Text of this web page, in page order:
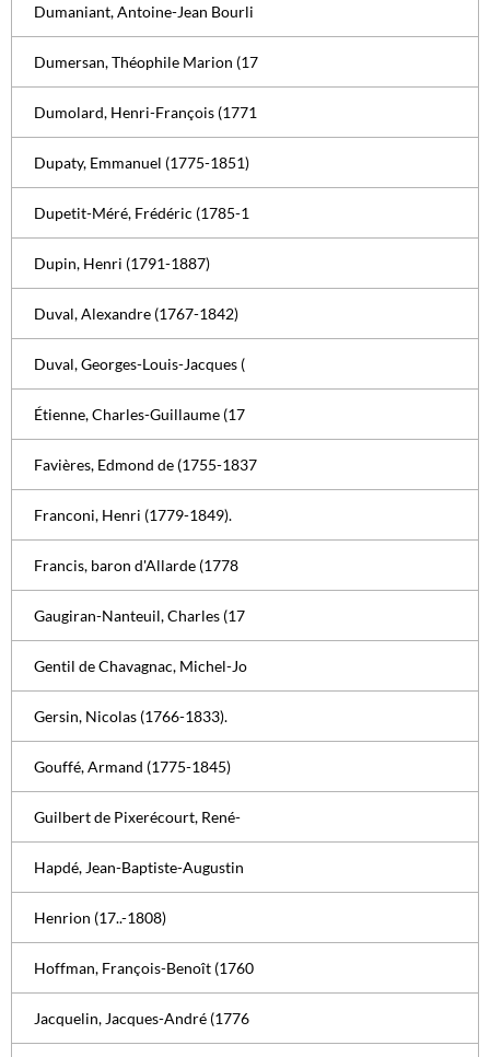
Dumaniant, Antoine-Jean Bourli
Dumersan, Théophile Marion (17
Dumolard, Henri-François (1771
Dupaty, Emmanuel (1775-1851)
Dupetit-Méré, Frédéric (1785-1
Dupin, Henri (1791-1887)
Duval, Alexandre (1767-1842)
Duval, Georges-Louis-Jacques (
Étienne, Charles-Guillaume (17
Favières, Edmond de (1755-1837
Franconi, Henri (1779-1849).
Francis, baron d'Allarde (1778
Gaugiran-Nanteuil, Charles (17
Gentil de Chavagnac, Michel-Jo
Gersin, Nicolas (1766-1833).
Gouffé, Armand (1775-1845)
Guilbert de Pixerécourt, René-
Hapdé, Jean-Baptiste-Augustin
Henrion (17..-1808)
Hoffman, François-Benoît (1760
Jacquelin, Jacques-André (1776